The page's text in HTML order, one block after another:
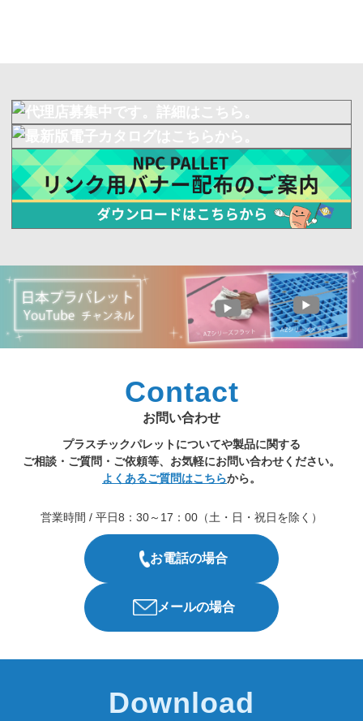
Contact
お問い合わせ
プラスチックパレットについてや製品に関する
ご相談・ご質問・ご依頼等、お気軽にお問い合わせください。
よくあるご質問はこちらから。
営業時間 / 平日8：30～17：00（土・日・祝日を除く）
お電話の場合
メールの場合
Download